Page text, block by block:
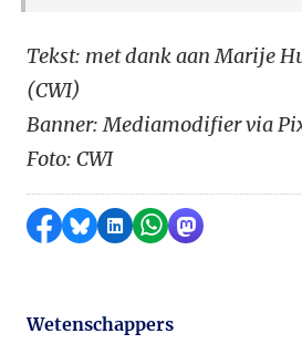
Tekst: met dank aan Marije
(CWI)
Banner: Mediamodifier via
Foto: CWI
Delen op Facebook
Delen via Bluesky
Delen op LinkedIn
Delen via
Delen via
Wetenschappers